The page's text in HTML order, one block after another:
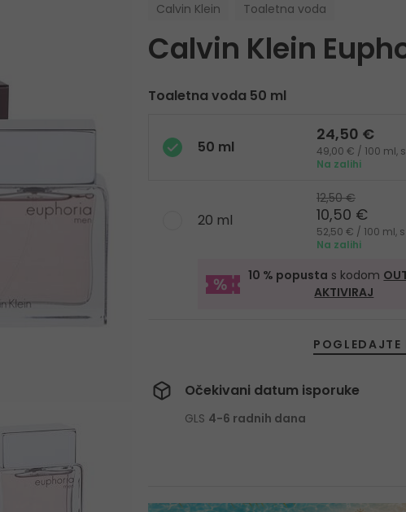
Calvin Klein Toaletna voda
Calvin Klein
Toaletna voda 50 ml
50 ml
24,50 €
49,00 € / 100 ml,
Na zalihi
20 ml
12,50 €
10,50 €
52,50 € / 100 ml,
Na zalihi
10 % popusta s kodom
AKTIVIRAJ
POGLEDAJTE
Očekivani datum isporuke
GLS 4-6 radnih dana